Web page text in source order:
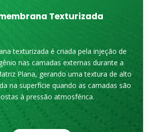
Texturizada
texturizada é criada pela injeção de
nas camadas externas durante a
Plana, gerando uma textura de alto
na superfície quando as camadas são
à pressão atmosférica.